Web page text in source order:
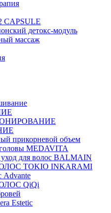
CAPSULE
детокс-модуль
массаж
прикорневой объем
MEDAVITA
для волос BALMAIN
TOKIO INKARAMI
Advante
QiQi
Estetic